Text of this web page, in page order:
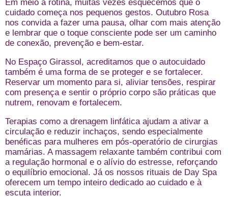
Em meio à rotina, muitas vezes esquecemos que o
cuidado começa nos pequenos gestos. Outubro Rosa
nos convida a fazer uma pausa, olhar com mais atenção
e lembrar que o toque consciente pode ser um caminho
de conexão, prevenção e bem-estar.
No Espaço Girassol, acreditamos que o autocuidado
também é uma forma de se proteger e se fortalecer.
Reservar um momento para si, aliviar tensões, respirar
com presença e sentir o próprio corpo são práticas que
nutrem, renovam e fortalecem.
Terapias como a drenagem linfática ajudam a ativar a
circulação e reduzir inchaços, sendo especialmente
benéficas para mulheres em pós-operatório de cirurgias
mamárias. A massagem relaxante também contribui com
a regulação hormonal e o alívio do estresse, reforçando
o equilíbrio emocional. Já os nossos rituais de Day Spa
oferecem um tempo inteiro dedicado ao cuidado e à
escuta interior.